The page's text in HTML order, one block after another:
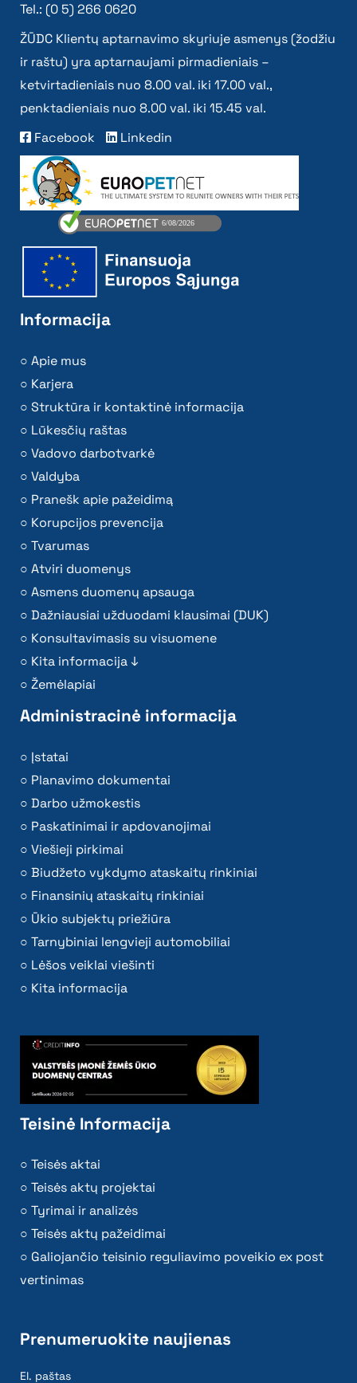
Tel.: (0 5) 266 0620
ŽŪDC Klientų aptarnavimo skyriuje asmenys (žodžiu
ir raštu) yra aptarnaujami pirmadieniais –
ketvirtadieniais nuo 8.00 val. iki 17.00 val.,
penktadieniais nuo 8.00 val. iki 15.45 val.
Facebook
Linkedin
Informacija
Apie mus
Karjera
Struktūra ir kontaktinė informacija
Lūkesčių raštas
Vadovo darbotvarkė
Valdyba
Pranešk apie pažeidimą
Korupcijos prevencija
Tvarumas
Atviri duomenys
Asmens duomenų apsauga
Dažniausiai užduodami klausimai (DUK)
Konsultavimasis su visuomene
Kita informacija ↓
Žemėlapiai
Administracinė informacija
Įstatai
Planavimo dokumentai
Darbo užmokestis
Paskatinimai ir apdovanojimai
Viešieji pirkimai
Biudžeto vykdymo ataskaitų rinkiniai
Finansinių ataskaitų rinkiniai
Ūkio subjektų priežiūra
Tarnybiniai lengvieji automobiliai
Lėšos veiklai viešinti
Kita informacija
Teisinė Informacija
Teisės aktai
Teisės aktų projektai
Tyrimai ir analizės
Teisės aktų pažeidimai
Galiojančio teisinio reguliavimo poveikio ex post
vertinimas
Prenumeruokite naujienas
El. paštas